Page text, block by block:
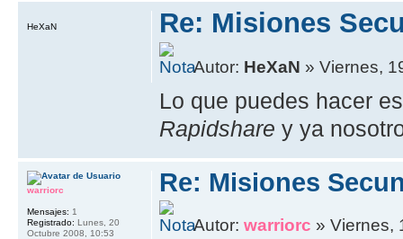
Re: Misiones
Autor: HeXaN » Viernes,
Lo que puedes hacer
Rapidshare y ya
HeXaN
Re: Misiones
Autor:warriorc » Viernes,
warriorc
Mensajes: 1
Registrado: Lunes, 20
Octubre 2008, 10:53